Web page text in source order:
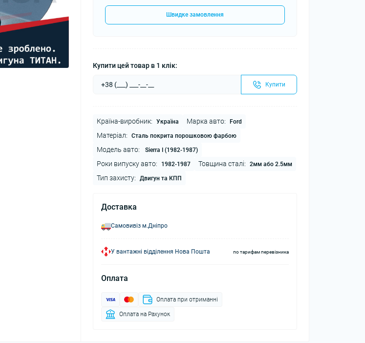
Швидке замовлення
Купити цей товар в 1 клік:
Купити
Країна-виробник: Україна Марка авто: Ford
Матеріал: Сталь покрита порошковою фарбою
Модель авто: Sierra I (1982-1987)
Роки випуску авто: 1982-1987 Товщина сталі: 2мм або 2.5мм
Тип захисту: Двигун та КПП
Доставка
Самовивіз м.Дніпро
У вантажні відділення Нова Пошта по тарифам перевізника
Оплата
Оплата при отриманні
Оплата на Рахунок